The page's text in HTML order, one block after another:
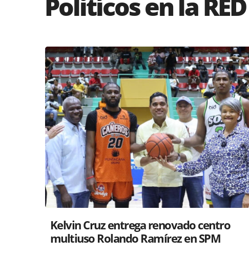
Santiago acoge exposición del Ministro de
Cultura sobre “El Poder de las Buenas